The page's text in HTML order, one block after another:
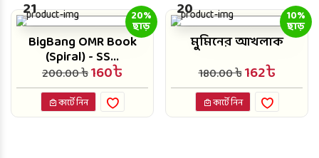
21 20%
ছাড়
BigBang OMR Book
(Spiral) - SS...
200.00 ৳160৳
কার্টে নিন
20 10%
ছাড়
মুমিনের আখলাক
180.00 ৳162৳
কার্টে নিন